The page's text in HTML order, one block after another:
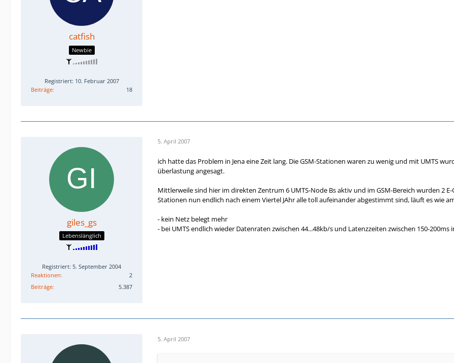
catfish
Newbie
Registriert: 10. Februar 2007
Beiträge
18
giles_gs
Lebenslänglich
Registriert: 5. September 2004
Reaktionen
2
Beiträge
5.387
5. April 2007
ich hatte das Problem in Jena eine Zeit lang. Die GSM-Stationen waren zu wenig und mit UMTS
überlastung angesagt.
Mittlerweile sind hier im direkten Zentrum 6 UMTS-Node Bs aktiv und im GSM-Bereich wurden 2
Stationen nun endlich nach einem Viertel JAhr alle toll aufeinander abgestimmt sind, läuft es wie
- kein Netz belegt mehr
- bei UMTS endlich wieder Datenraten zwischen 44...48kb/s und Latenzzeiten zwischen 150-
5. April 2007